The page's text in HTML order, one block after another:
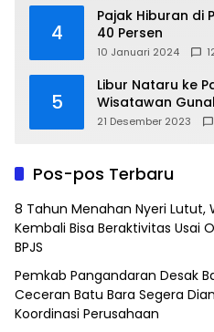
4
Pajak Hiburan di
40 Persen
10 Januari 2024
5
Libur Nataru ke
Wisatawan
21 Desember 2023
Pos-pos Terbaru
8 Tahun Menahan Nyeri Lutut,
Kembali Bisa Beraktivitas Usai
BPJS
Pemkab Pangandaran Desak
Ceceran Batu Bara Segera
Koordinasi Perusahaan